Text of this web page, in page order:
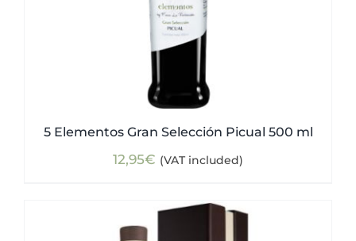
5 Elementos Gran Selección Picual 500 ml
12,95€ (VAT included)